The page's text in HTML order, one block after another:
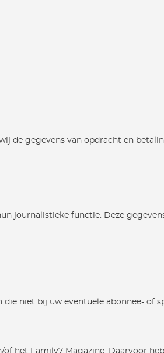
de gegevens van opdracht en
journalistieke functie. Deze
niet bij uw eventuele abonnee- of
het Family7 Magazine. Daarvoor